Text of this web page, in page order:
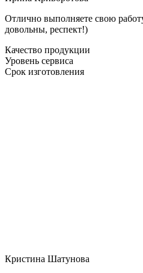
Отлично выполняете свою
довольны, респект!)
Качество продукции
Уровень сервиса
Срок изготовления
Кристина Шатунова